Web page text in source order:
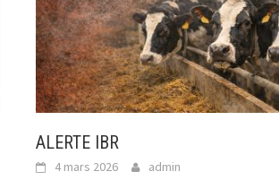
ALERTE IBR
4 mars 2026 admin